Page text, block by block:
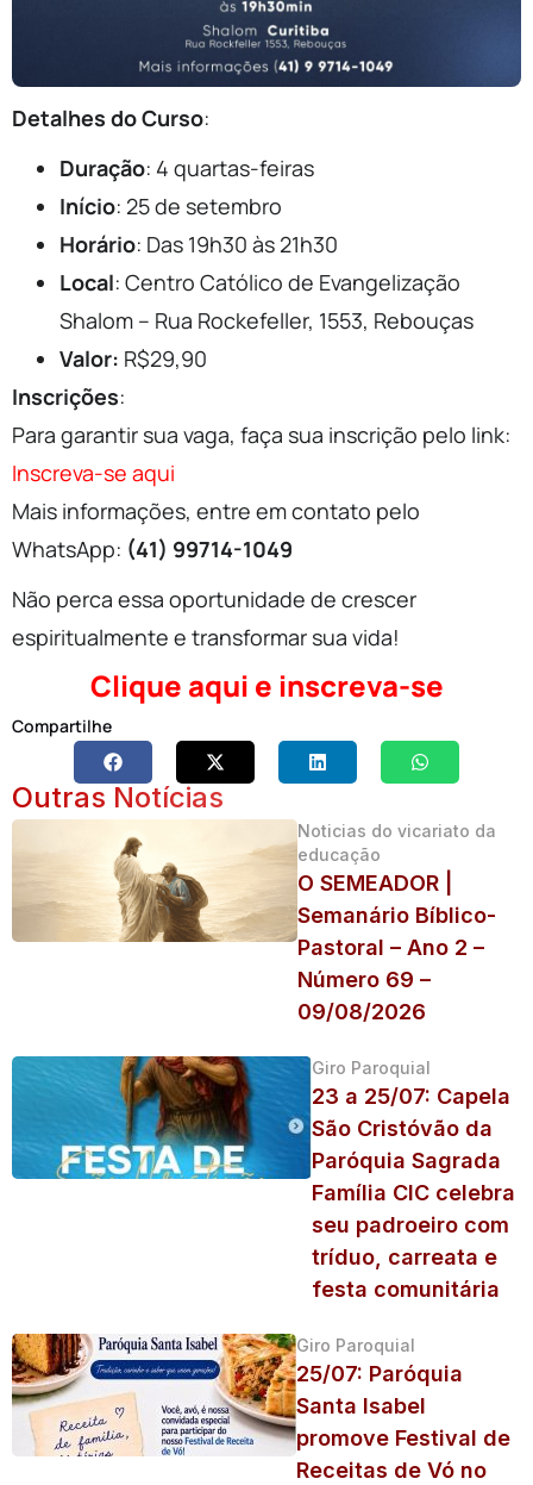
Detalhes do Curso:
Duração: 4 quartas-feiras
Início: 25 de setembro
Horário: Das 19h30 às 21h30
Local: Centro Católico de Evangelização
Shalom – Rua Rockefeller, 1553, Rebouças
Valor: R$29,90
Inscrições:
Para garantir sua vaga, faça sua inscrição pelo link:
Inscreva-se aqui
Mais informações, entre em contato pelo
WhatsApp: (41) 99714-1049
Não perca essa oportunidade de crescer
espiritualmente e transformar sua vida!
Clique aqui e inscreva-se
Compartilhe
Outras Notícias
Noticias do vicariato da
educação
O SEMEADOR |
Semanário Bíblico-
Pastoral – Ano 2 –
Número 69 –
09/08/2026
Giro Paroquial
23 a 25/07: Capela
São Cristóvão da
Paróquia Sagrada
Família CIC celebra
seu padroeiro com
tríduo, carreata e
festa comunitária
Giro Paroquial
25/07: Paróquia
Santa Isabel
promove Festival de
Receitas de Vó no